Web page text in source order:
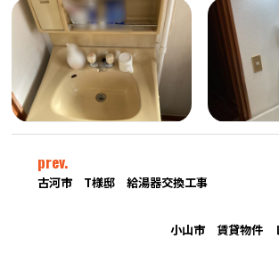
prev.
古河市 T様邸 給湯器交換工事
小山市 賃貸物件